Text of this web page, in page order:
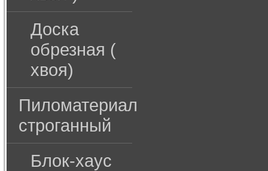
Доска
обрезная (
хвоя)
Пиломатериал
строганный
Блок-хаус